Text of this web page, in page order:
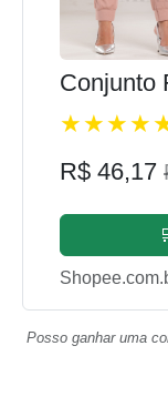
Conjunto
R$ 46,17
Posso ganhar uma